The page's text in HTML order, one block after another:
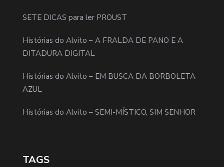
SETE DICAS para ler PROUST
Histórias do Alvito – A FRALDA DE PANO E A
DITADURA DIGITAL
Histórias do Alvito – EM BUSCA DA BORBOLETA
AZUL
Histórias do Alvito – SEMI-MÍSTICO, SIM SENHOR
TAGS